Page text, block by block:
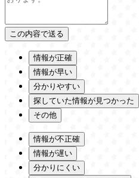
情報が正確
情報が早い
分かりやすい
探していた情報が見つかった
その他
情報が不正確
情報が遅い
分かりにくい